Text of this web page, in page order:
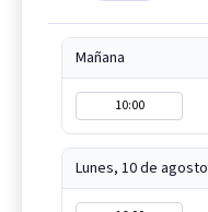
Mañana
10:00
Lunes, 10 de agosto